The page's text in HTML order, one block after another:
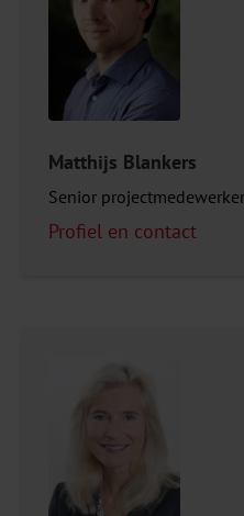
Matthijs Blankers
Senior projectmedewerker
Profiel en contact